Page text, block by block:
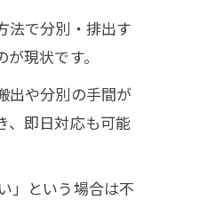
法で分別・排出す
現状です。
出や分別の手間が
、即日対応も可能
」という場合は不